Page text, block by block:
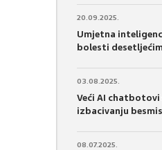
20.09.2025.
Umjetna
bolesti
03.08.2025.
Veći AI chatbotovi
izbacivanju
08.07.2025.